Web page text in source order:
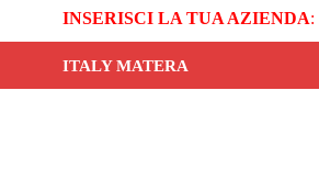
INSERISCI LA TUA AZIENDA:
ITALY MATERA